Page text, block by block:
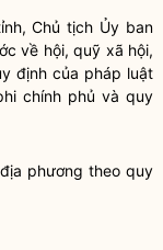
Chủ tịch Ủy ban
về hội, quỹ xã hội,
định của pháp luật
chính phủ và quy
phương theo quy